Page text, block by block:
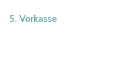
5. Vorkasse